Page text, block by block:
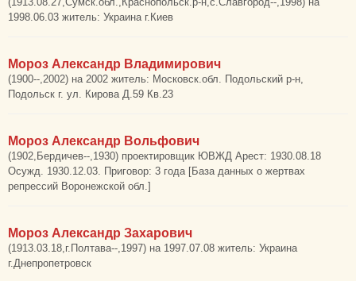
1998.06.03 житель: Украина г.Киев
Мороз Александр Владимирович
(1900--,2002) на 2002 житель: Московск.обл. Подольский р-н,
Подольск г. ул. Кирова Д.59 Кв.23
Мороз Александр Вольфович
(1902,Бердичев--,1930) проектировщик ЮВЖД Арест: 1930.08.18
Осужд. 1930.12.03. Приговор: 3 года [База данных о жертвах
репрессий Воронежской обл.]
Мороз Александр Захарович
(1913.03.18,г.Полтава--,1997) на 1997.07.08 житель: Украина
г.Днепропетровск